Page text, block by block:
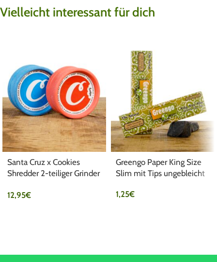
Vielleicht interessant für dich
Santa Cruz x Cookies
Shredder 2-teiliger Grinder
12,95€
Greengo Paper King Size
Slim mit Tips ungebleicht
1,25€